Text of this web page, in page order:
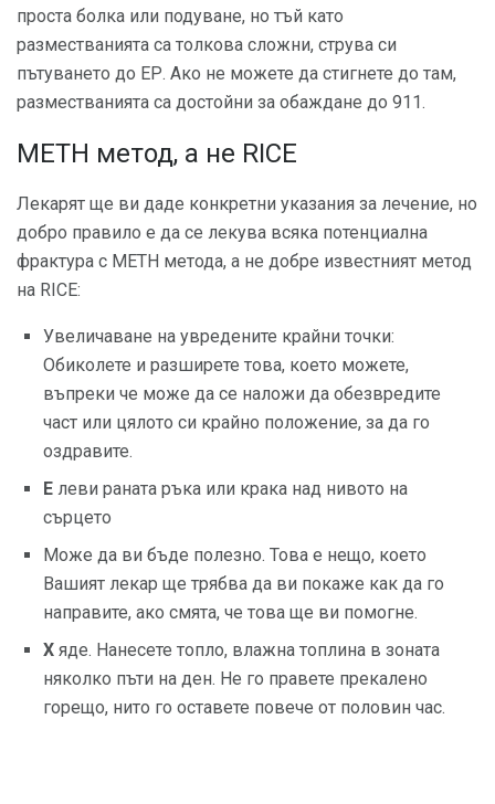
проста болка или подуване, но тъй като
разместванията са толкова сложни, струва си
пътуването до ЕР. Ако не можете да стигнете до там,
разместванията са достойни за обаждане до 911.
METH метод, а не RICE
Лекарят ще ви даде конкретни указания за лечение, но
добро правило е да се лекува всяка потенциална
фрактура с METH метода, а не добре известният метод
на RICE:
Увеличаване на увредените крайни точки:
Обиколете и разширете това, което можете,
въпреки че може да се наложи да обезвредите
част или цялото си крайно положение, за да го
оздравите.
E леви раната ръка или крака над нивото на
сърцето
Може да ви бъде полезно. Това е нещо, което
Вашият лекар ще трябва да ви покаже как да го
направите, ако смята, че това ще ви помогне.
Х яде. Нанесете топло, влажна топлина в зоната
няколко пъти на ден. Не го правете прекалено
горещо, нито го оставете повече от половин час.